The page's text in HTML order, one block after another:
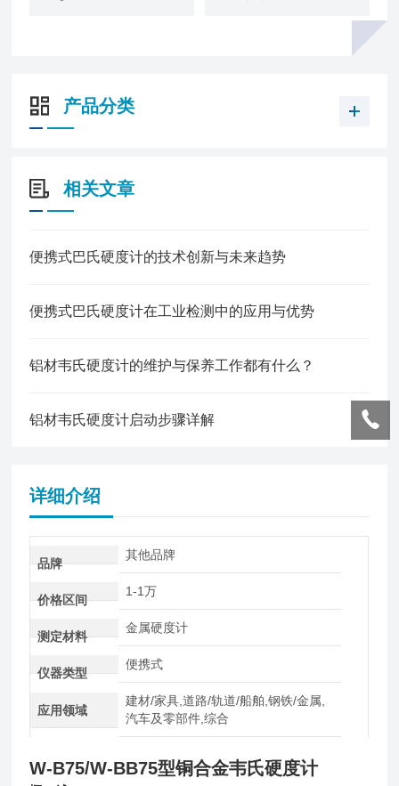
产品分类
相关文章
便携式巴氏硬度计的技术创新与未来趋势
便携式巴氏硬度计在工业检测中的应用与优势
铝材韦氏硬度计的维护与保养工作都有什么？
铝材韦氏硬度计启动步骤详解
详细介绍
品牌
其他品牌
价格区间
1-1万
测定材料
金属硬度计
仪器类型
便携式
应用领域
建材/家具,道路/轨道/船舶,钢铁/金属,
汽车及零部件,综合
W-B75/W-BB75型铜合金韦氏硬度计